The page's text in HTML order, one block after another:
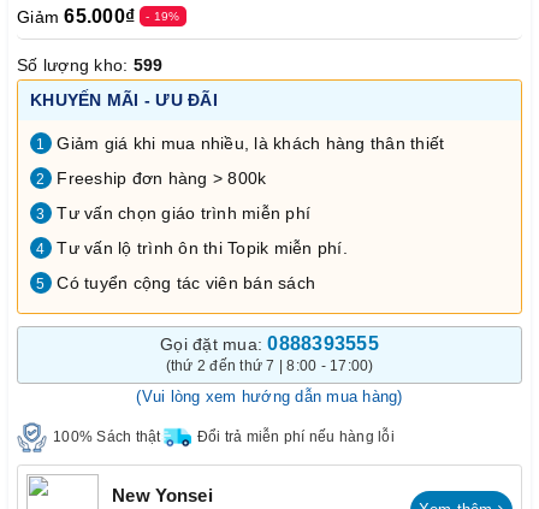
Giảm65.000₫ - 19%
Số lượng kho: 599
KHUYẾN MÃI - ƯU ĐÃI
1 Giảm giá khi mua nhiều, là khách hàng thân thiết
2 Freeship đơn hàng > 800k
3 Tư vấn chọn giáo trình miễn phí
4 Tư vấn lộ trình ôn thi Topik miễn phí.
5 Có tuyển cộng tác viên bán sách
Gọi đặt mua:0888393555
(thứ 2 đến thứ 7 | 8:00 - 17:00)
(Vui lòng xem hướng dẫn mua hàng)
100% Sách thật Đổi trả miễn phí nếu hàng lỗi
New Yonsei